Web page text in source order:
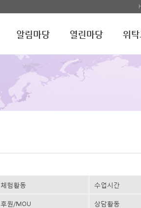
알림마당 열린마당 위
체험활동 수업시간
후원/MOU 상담활동